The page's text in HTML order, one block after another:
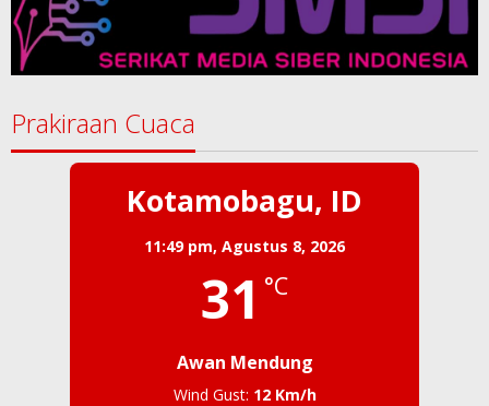
Prakiraan Cuaca
Kotamobagu, ID
11:49 pm, Agustus 8, 2026
31 °C
Awan Mendung
Wind Gust: 12 Km/h